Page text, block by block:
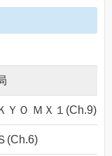
ＹＯ ＭＸ１(Ch.9)
(Ch.6)